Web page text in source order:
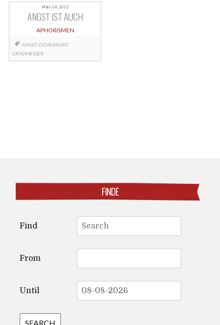
März 24, 2012
ANGST IST AUCH
APHORISMEN
ANGST DEMOKRATIE
GRADMESSER
FINDE
for:
Find
From
Until